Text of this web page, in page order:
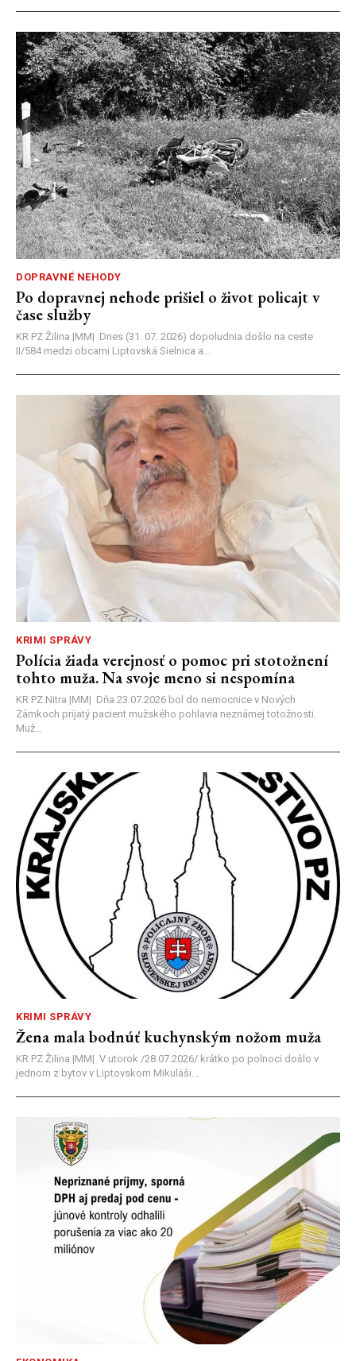
DOPRAVNÉ NEHODY
Po dopravnej nehode prišiel o život policajt v
čase služby
KR PZ Žilina |MM| Dnes (31. 07. 2026) dopoludnia došlo na ceste
II/584 medzi obcami Liptovská Sielnica a...
KRIMI SPRÁVY
Polícia žiada verejnosť o pomoc pri stotožnení
tohto muža. Na svoje meno si nespomína
KR PZ Nitra |MM| Dňa 23.07.2026 bol do nemocnice v Nových
Zámkoch prijatý pacient mužského pohlavia neznámej totožnosti.
Muž...
KRIMI SPRÁVY
Žena mala bodnúť kuchynským nožom muža
KR PZ Žilina |MM| V utorok /28.07.2026/ krátko po polnoci došlo v
jednom z bytov v Liptovskom Mikuláši...